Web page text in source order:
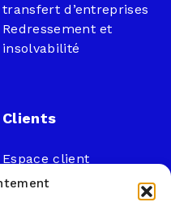
transfert d’entreprises
Redressement et
insolvabilité
Clients
Espace client
Légal